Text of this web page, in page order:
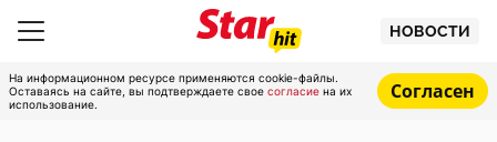
НОВОСТИ
На информационном ресурсе применяются cookie-файлы.
Оставаясь на сайте, вы подтверждаете свое согласие на их
использование.
Согласен